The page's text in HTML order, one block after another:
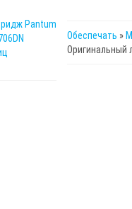
Обеспечать »
Оригинальный